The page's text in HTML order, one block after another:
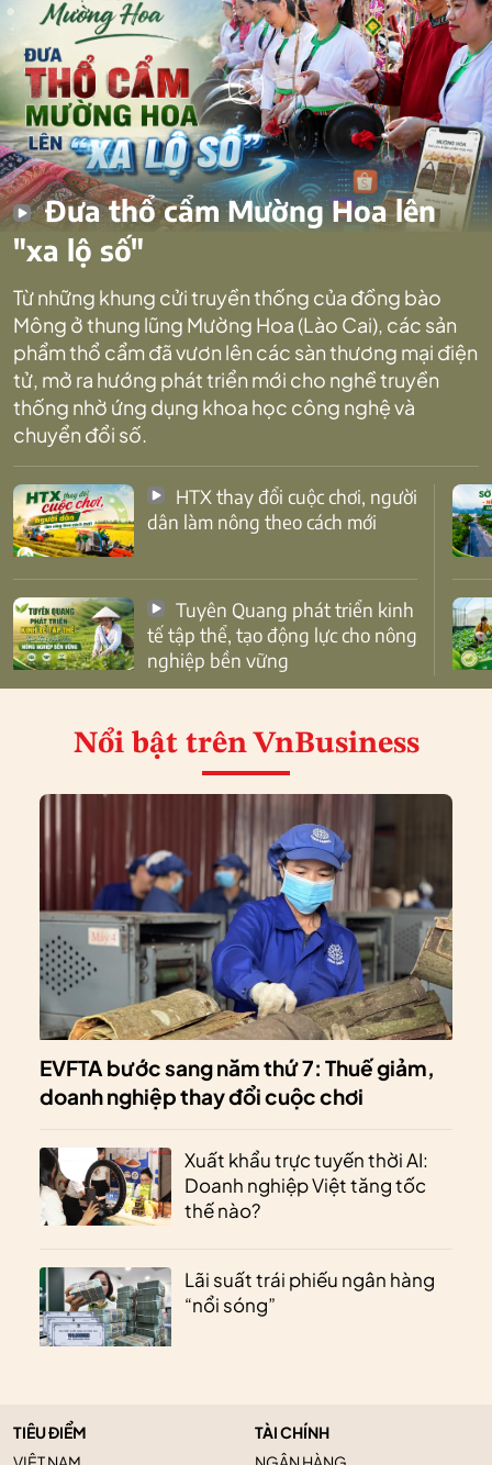
Đưa thổ cẩm Mường Hoa lên
"xa lộ số"
Từ những khung cửi truyền thống của đồng bào
Mông ở thung lũng Mường Hoa (Lào Cai), các sản
phẩm thổ cẩm đã vươn lên các sàn thương mại điện
tử, mở ra hướng phát triển mới cho nghề truyền
thống nhờ ứng dụng khoa học công nghệ và
chuyển đổi số.
dân làm nông theo cách mới
tế tập thể, tạo động lực cho nông
nghiệp bền vững
Nổi bật trên VnBusiness
EVFTA bước sang năm thứ 7: Thuế giảm,
doanh nghiệp thay đổi cuộc chơi
Xuất khẩu trực tuyến thời AI:
Doanh nghiệp Việt tăng tốc
thế nào?
Lãi suất trái phiếu ngân hàng
“nổi sóng”
TIÊU ĐIỂM
TÀI CHÍNH